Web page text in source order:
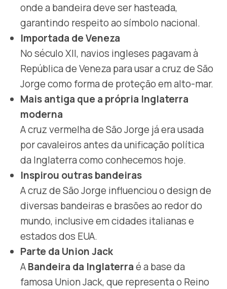
onde a bandeira deve ser hasteada,
garantindo respeito ao símbolo nacional.
Importada de Veneza
No século XII, navios ingleses pagavam à
República de Veneza para usar a cruz de São
Jorge como forma de proteção em alto-mar.
Mais antiga que a própria Inglaterra
moderna
A cruz vermelha de São Jorge já era usada
por cavaleiros antes da unificação política
da Inglaterra como conhecemos hoje.
Inspirou outras bandeiras
A cruz de São Jorge influenciou o design de
diversas bandeiras e brasões ao redor do
mundo, inclusive em cidades italianas e
estados dos EUA.
Parte da Union Jack
ABandeira da Inglaterraé a base da
famosa Union Jack, que representa o Reino